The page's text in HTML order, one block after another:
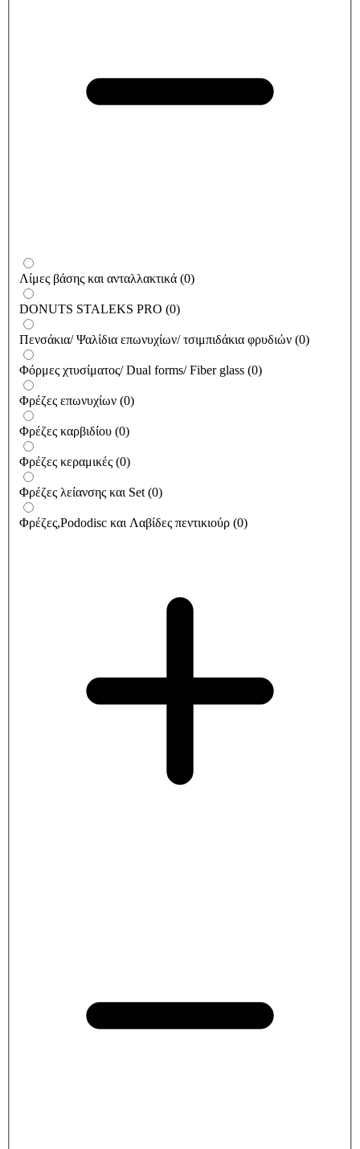
Λίμες βάσης και ανταλλακτικά (0)
DONUTS STALEKS PRO (0)
Πενσάκια/ Ψαλίδια επωνυχίων/ τσιμπιδάκια φρυδιών (0)
Φόρμες χτυσίματος/ Dual forms/ Fiber glass (0)
Φρέζες επωνυχίων (0)
Φρέζες καρβιδίου (0)
Φρέζες κεραμικές (0)
Φρέζες λείανσης και Set (0)
Φρέζες,Pododisc και Λαβίδες πεντικιούρ (0)